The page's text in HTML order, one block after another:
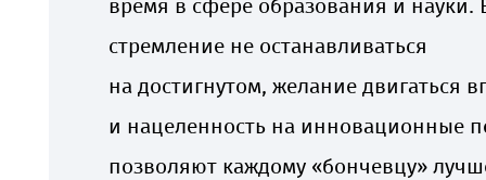
время в сфере образования и науки.
стремление не останавливаться
на достигнутом, желание двигаться
и нацеленность на инновационные
позволяют каждому «бончевцу»